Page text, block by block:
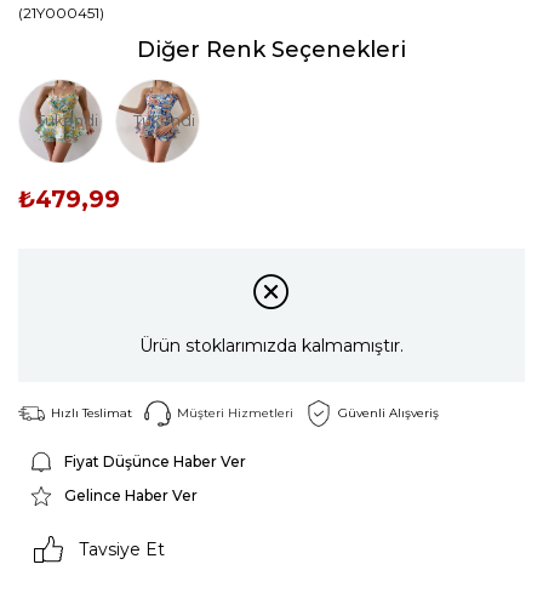
(21Y000451)
Diğer Renk Seçenekleri
Tükendi Tükendi
₺479,99
Ürün stoklarımızda kalmamıştır.
Hızlı Teslimat Müşteri Hizmetleri Güvenli Alışveriş
Fiyat Düşünce Haber Ver
Gelince Haber Ver
Tavsiye Et